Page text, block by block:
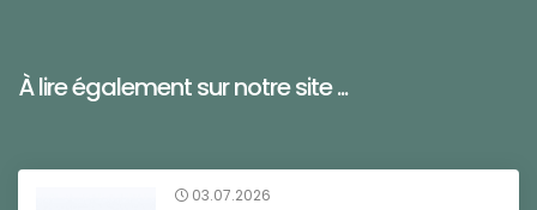
À lire également sur notre site ...
03.07.2026